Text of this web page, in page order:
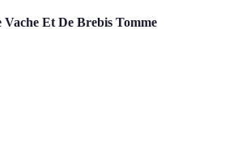
Et De Brebis Tomme